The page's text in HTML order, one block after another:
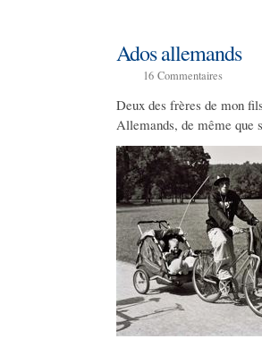
Ados allemands
16 Commentaires
Deux des frères de mon
Allemands, de même que